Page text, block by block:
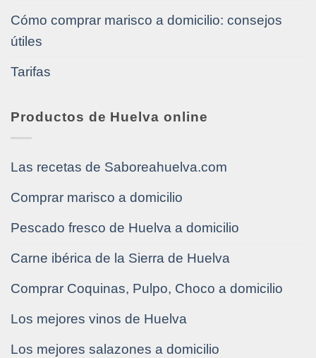
Cómo comprar marisco a domicilio: consejos
útiles
Tarifas
Productos de Huelva online
Las recetas de Saboreahuelva.com
Comprar marisco a domicilio
Pescado fresco de Huelva a domicilio
Carne ibérica de la Sierra de Huelva
Comprar Coquinas, Pulpo, Choco a domicilio
Los mejores vinos de Huelva
Los mejores salazones a domicilio